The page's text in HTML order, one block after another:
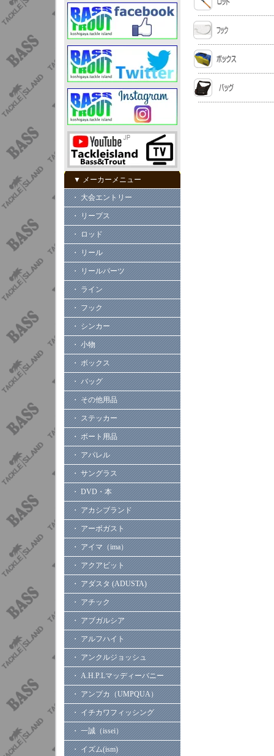
▼ メーカーメニュー
・ 大会エントリー
・ リープス
・ ロッド
・ リール
・ リールパーツ
・ ライン
・ フック
・ シンカー
・ 小物
・ ボックス
・ バッグ
・ その他用品
・ ステッカー
・ ボート用品
・ アパレル
・ サングラス
・ DVD・本
・ アカシブランド
・ アーボガスト
・ アイマ（ima）
・ アクアビット
・ アダスタ (ADUSTA)
・ アチック
・ アブガルシア
・ アルフハイト
・ アンクルジョッシュ
・ A.H.P.Lマッディーバニー
・ アンプカ（UMPQUA）
・ イチカワフィッシング
・ 一誠（issei）
・ イズム(ism)